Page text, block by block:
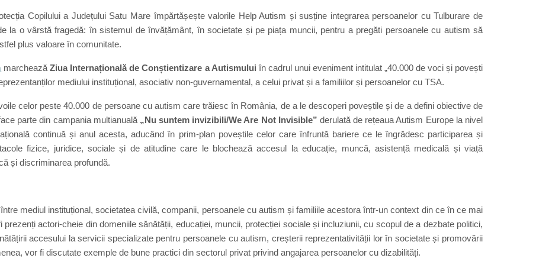
Copilului a Județului Satu Mare împărtășește valorile Help Autism și susține integrarea persoanelor cu Tulburare de
la o vârstă fragedă: în sistemul de învățământ, în societate și pe piața muncii, pentru a pregăti persoanele cu autism să
plus valoare în comunitate.
marcheazăZiua Internațională de Conștientizare a Autismului în cadrul unui eveniment intitulat „40.000 de voci și povești
mediului instituțional, asociativ non-guvernamental, a celui privat și a familiilor și persoanelor cu TSA.
celor peste 40.000 de persoane cu autism care trăiesc în România, de a le descoperi poveștile și de a defini obiective de
parte din campania multianuală „Nu suntem invizibili/We Are Not Invisible” derulată de rețeaua Autism Europe la nivel
continuă și anul acesta, aducând în prim-plan poveștile celor care înfruntă bariere ce le îngrădesc participarea și
fizice, juridice, sociale și de atitudine care le blochează accesul la educație, muncă, asistență medicală și viață
și discriminarea profundă.
mediul instituțional, societatea civilă, companii, persoanele cu autism și familiile acestora într-un context din ce în ce mai
actori-cheie din domeniile sănătății, educației, muncii, protecției sociale și incluziunii, cu scopul de a dezbate politici,
accesului la servicii specializate pentru persoanele cu autism, creșterii reprezentativității lor în societate și promovării
vor fi discutate exemple de bune practici din sectorul privat privind angajarea persoanelor cu dizabilități.